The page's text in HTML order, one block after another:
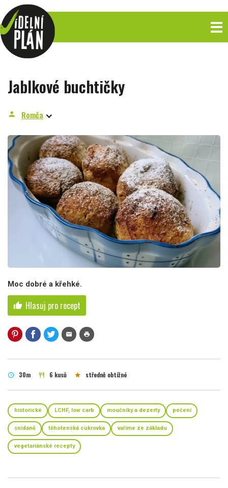
Jablkové buchtičky
person Romča
Moc dobré a křehké.
thumb_up Hlasuj pro recept
mail print
schedule 30m restaurant 6 kusů star středně obtížné
historické LCHF, low carb moučníky a dezerty pečení
snídaně těhotenská cukrovka vaříme ze základu
vegetariánské recepty